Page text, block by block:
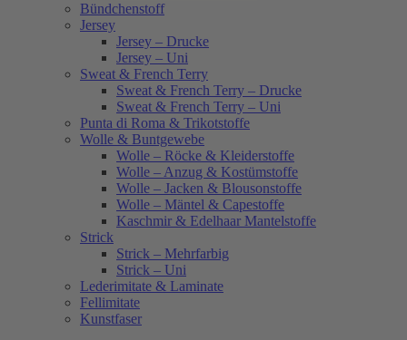
Bündchenstoff
Jersey
Jersey – Drucke
Jersey – Uni
Sweat & French Terry
Sweat & French Terry – Drucke
Sweat & French Terry – Uni
Punta di Roma & Trikotstoffe
Wolle & Buntgewebe
Wolle – Röcke & Kleiderstoffe
Wolle – Anzug & Kostümstoffe
Wolle – Jacken & Blousonstoffe
Wolle – Mäntel & Capestoffe
Kaschmir & Edelhaar Mantelstoffe
Strick
Strick – Mehrfarbig
Strick – Uni
Lederimitate & Laminate
Fellimitate
Kunstfaser